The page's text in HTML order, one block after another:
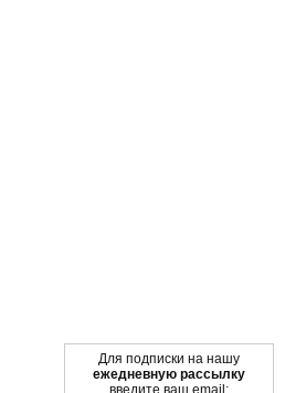
Для подписки на нашу
ежедневную рассылку
введите ваш email: